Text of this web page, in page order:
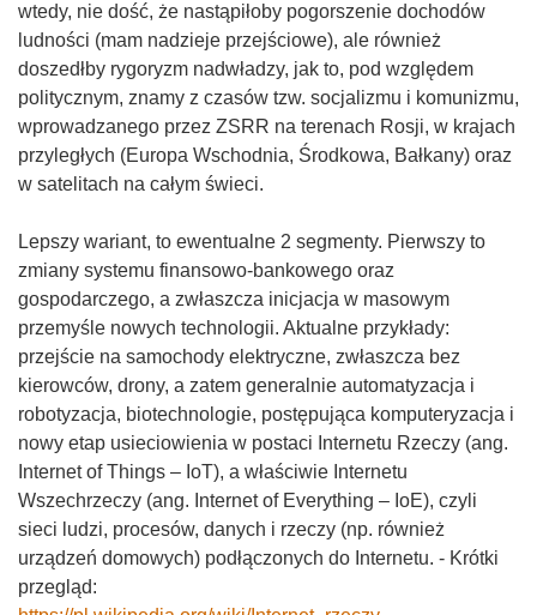
wtedy, nie dość, że nastąpiłoby pogorszenie dochodów
ludności (mam nadzieje przejściowe), ale również
doszedłby rygoryzm nadwładzy, jak to, pod względem
politycznym, znamy z czasów tzw. socjalizmu i komunizmu,
wprowadzanego przez ZSRR na terenach Rosji, w krajach
przyległych (Europa Wschodnia, Środkowa, Bałkany) oraz
w satelitach na całym świeci.
Lepszy wariant, to ewentualne 2 segmenty. Pierwszy to
zmiany systemu finansowo-bankowego oraz
gospodarczego, a zwłaszcza inicjacja w masowym
przemyśle nowych technologii. Aktualne przykłady:
przejście na samochody elektryczne, zwłaszcza bez
kierowców, drony, a zatem generalnie automatyzacja i
robotyzacja, biotechnologie, postępująca komputeryzacja i
nowy etap usieciowienia w postaci Internetu Rzeczy (ang.
Internet of Things – IoT), a właściwie Internetu
Wszechrzeczy (ang. Internet of Everything – IoE), czyli
sieci ludzi, procesów, danych i rzeczy (np. również
urządzeń domowych) podłączonych do Internetu. - Krótki
przegląd: